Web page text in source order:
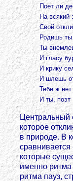
Поет ли
На всякий
Свой
Родишь ты
Ты
И гласу
И крику
И шлешь
Тебе ж
И ты, поэт
Центральный
которое
в природе. В
которые
именно ритма
ритма пауз,